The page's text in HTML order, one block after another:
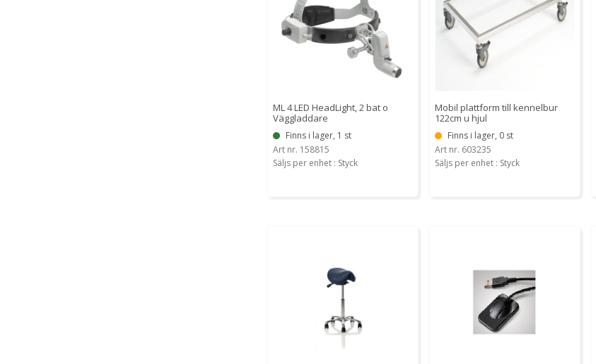
ML 4 LED HeadLight, 2 bat o
Väggladdare
Finns i lager, 1 st
Art nr. 158815
Säljs per enhet : Styck
Mobil plattform till kennelbur
122cm u hjul
Finns i lager, 0 st
Art nr. 603235
Säljs per enhet : Styck